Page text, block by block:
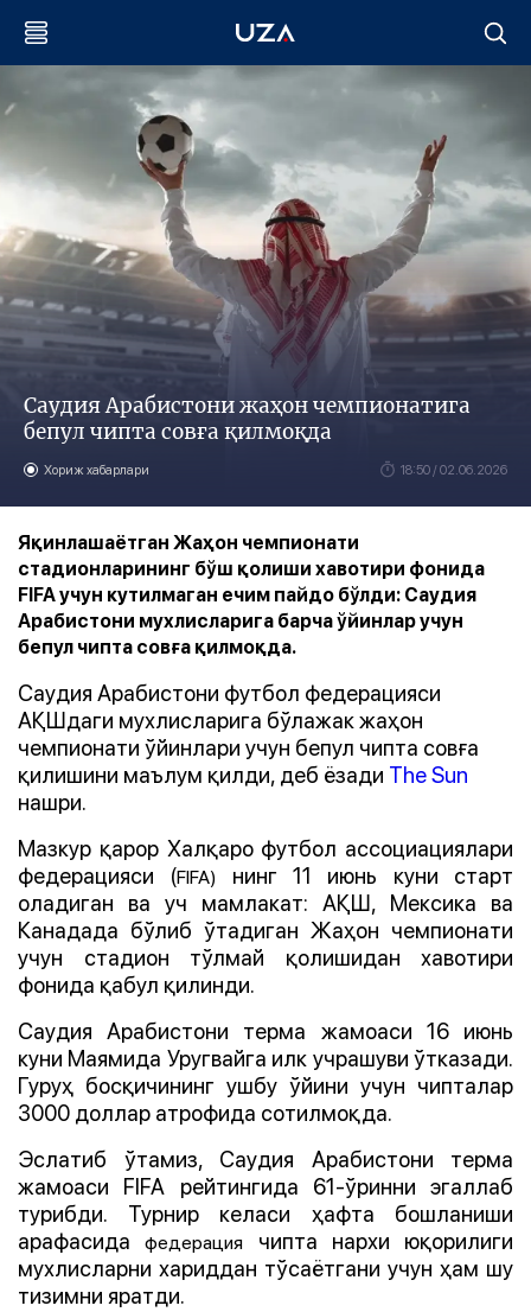
Саудия Арабистони жаҳон чемпионатига
бепул чипта совға қилмоқда
Хориж хабарлари 18:50 / 02.06.2026
Яқинлашаётган Жаҳон чемпионати
стадионларининг бўш қолиши хавотири фонида
FIFA учун кутилмаган ечим пайдо бўлди: Саудия
Арабистони мухлисларига барча ўйинлар учун
бепул чипта совға қилмоқда.
Саудия Арабистони футбол федерацияси
АҚШдаги мухлисларига бўлажак жаҳон
чемпионати ўйинлари учун бепул чипта совға
қилишини маълум қилди, деб ёзади The Sun
нашри.
Мазкур қарор Халқаро футбол ассоциациялари
федерацияси (FIFA) нинг 11 июнь куни старт
оладиган ва уч мамлакат: АҚШ, Мексика ва
Канадада бўлиб ўтадиган Жаҳон чемпионати
учун стадион тўлмай қолишидан хавотири
фонида қабул қилинди.
Саудия Арабистони терма жамоаси 16 июнь
куни Маямида Уругвайга илк учрашуви ўтказади.
Гуруҳ босқичининг ушбу ўйини учун чипталар
3000 доллар атрофида сотилмоқда.
Эслатиб ўтамиз, Саудия Арабистони терма
жамоаси FIFA рейтингида 61-ўринни эгаллаб
турибди. Турнир келаси ҳафта бошланиши
арафасидафедерация
чипта нархи юқорилиги
мухлисларни хариддан тўсаётгани учун ҳам шу
тизимни яратди.